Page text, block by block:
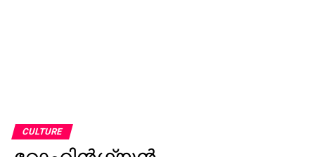
CULTURE